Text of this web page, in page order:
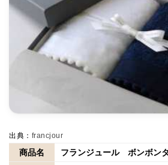
出典： francjour
商品名
フランジュール ボンボン